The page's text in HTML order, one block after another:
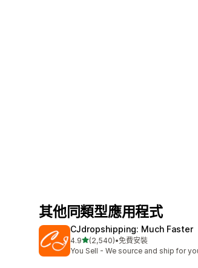
其他同類型應用程式
CJdropshipping: Much Faster
4.9滿分 5 顆星
(2,540)
共有 2540 則評價
•免費安裝
You Sell - We source and ship for